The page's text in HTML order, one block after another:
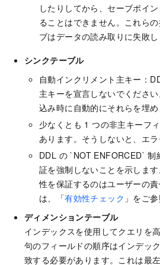
したりしてから、セーブポイ
ることはできません。これら
ブはデータの読み取りに失敗し
シンクテーブル
自動インクリメント主キー：
主キーを宣言しないでくださ
込み時に自動的にそれらを埋め
少なくとも 1 つの非主キーフ
あります。そうしないと、エラ
DDL の `NOT ENFORCED` 制
証を強制しないことを示しま
性を保証するのはユーザーの
は、「有効性チェック 」をご
ディメンションテーブル
インデックスを使用してクエリを
句のフィールドの順序はインデッ
致する必要があります。これは最